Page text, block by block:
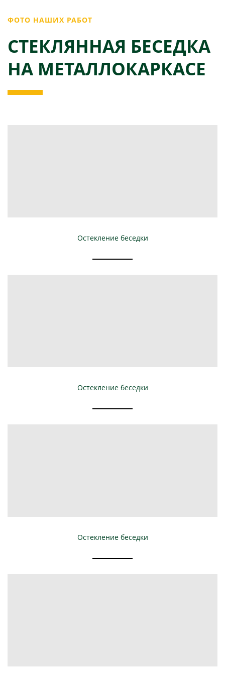
ФОТО НАШИХ РАБОТ
СТЕКЛЯННАЯ БЕСЕДКА
НА МЕТАЛЛОКАРКАСЕ
Остекление беседки
Остекление беседки
Остекление беседки